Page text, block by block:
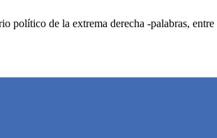
de la extrema derecha -palabras,